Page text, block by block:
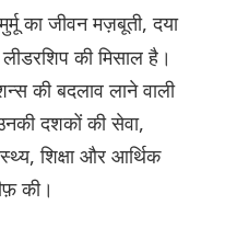
का जीवन मज़बूती, दया
की मिसाल है।
की बदलाव लाने वाली
दशकों की सेवा,
शिक्षा और आर्थिक
की।